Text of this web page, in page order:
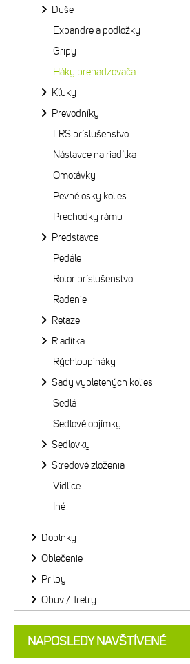
Duše
Expandre a podložky
Gripy
Háky prehadzovača
Kľuky
Prevodníky
LRS príslušenstvo
Nástavce na riadítka
Omotávky
Pevné osky kolies
Prechodky rámu
Predstavce
Pedále
Rotor príslušenstvo
Radenie
Reťaze
Riadítka
Rýchloupináky
Sady vypletených kolies
Sedlá
Sedlové objímky
Sedlovky
Stredové zloženia
Vidlice
Iné
Doplnky
Oblečenie
Prilby
Obuv / Tretry
NAPOSLEDY NAVŠTÍVENÉ